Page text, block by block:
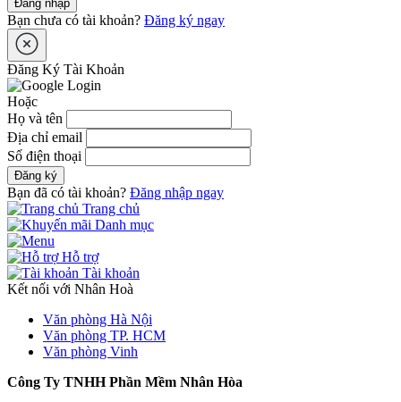
Đăng nhập
Bạn chưa có tài khoản? Đăng ký ngay
Đăng Ký Tài Khoản
Hoặc
Họ và tên
Địa chỉ email
Số điện thoại
Đăng ký
Bạn đã có tài khoản? Đăng nhập ngay
Trang chủ
Danh mục
Hỗ trợ
Tài khoản
Kết nối với Nhân Hoà
Văn phòng Hà Nội
Văn phòng TP. HCM
Văn phòng Vinh
Công Ty TNHH Phần Mềm Nhân Hòa